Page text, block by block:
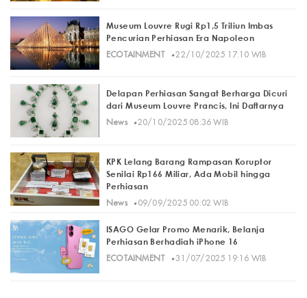
Museum Louvre Rugi Rp1,5 Triliun Imbas
Pencurian Perhiasan Era Napoleon
ECOTAINMENT
· 22/10/2025 17:10 WIB
Delapan Perhiasan Sangat Berharga Dicuri
dari Museum Louvre Prancis, Ini Daftarnya
News· 20/10/2025 08:36 WIB
KPK Lelang Barang Rampasan Koruptor
Senilai Rp166 Miliar, Ada Mobil hingga
Perhiasan
News· 09/09/2025 00:02 WIB
ISAGO Gelar Promo Menarik, Belanja
Perhiasan Berhadiah iPhone 16
ECOTAINMENT
· 31/07/2025 19:16 WIB